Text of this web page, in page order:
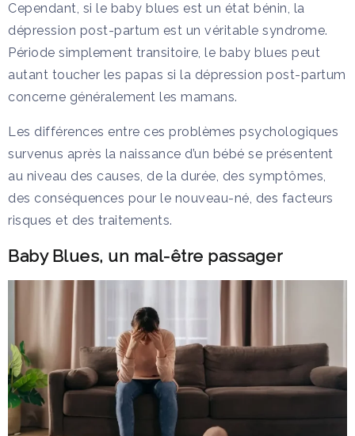
Cependant, si le baby blues est un état bénin, la
dépression post-partum est un véritable syndrome.
Période simplement transitoire, le baby blues peut
autant toucher les papas si la dépression post-partum
concerne généralement les mamans.
Les différences entre ces problèmes psychologiques
survenus après la naissance d’un bébé se présentent
au niveau des causes, de la durée, des symptômes,
des conséquences pour le nouveau-né, des facteurs
risques et des traitements.
Baby Blues, un mal-être passager